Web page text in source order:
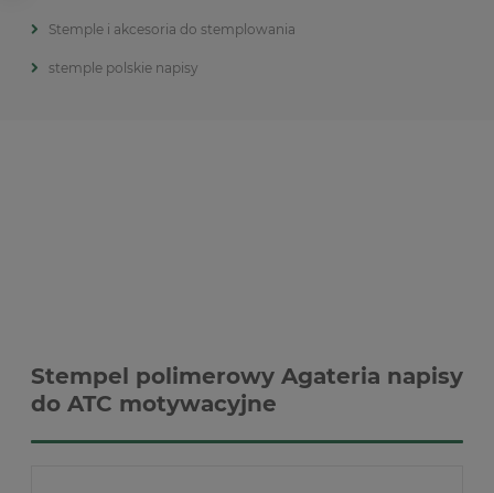
Stemple i akcesoria do stemplowania
stemple polskie napisy
Stempel polimerowy Agateria napisy
do ATC motywacyjne